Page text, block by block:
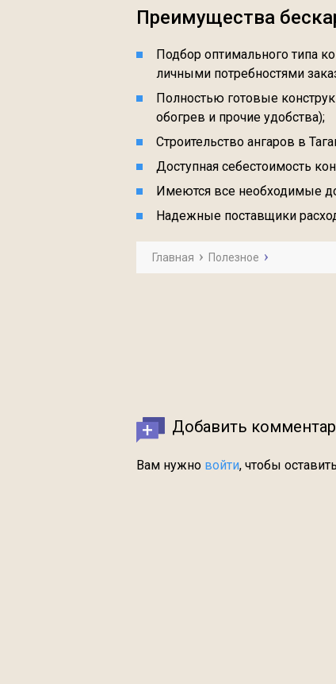
Преимущества
Подбор оптимального типа
личными потребностями
Полностью готовые
обогрев и прочие удобства);
Строительство ангаров в
Доступная себестоимость
Имеются все необходимые
Надежные поставщики
Главная Полезное
Добавить
Вам нужно войти, чтобы